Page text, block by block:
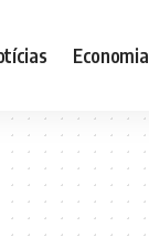
Economia